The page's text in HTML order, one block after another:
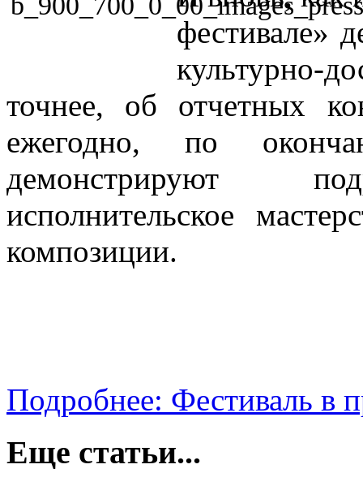
фестивале»
культурно-
точнее, об отчетных
ежегодно, по
демонстрируют
исполнительское
композиции.
Подробнее: Фестиваль в
Еще статьи...